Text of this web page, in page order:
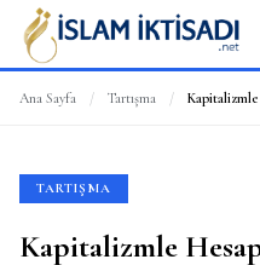
Ana Sayfa / Tartışma / Kapitalizmle
TARTIŞMA
Kapitalizmle